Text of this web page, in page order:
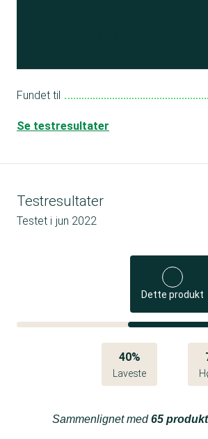
Fundet til
Se testresultater
Testresultater
Testet i jun 2022
Dette produkt
40%
Laveste
Sammenlignet med65